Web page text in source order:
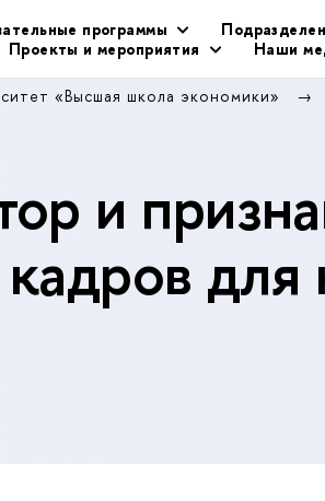
программы
Проекты и мероприятия Наши
«Высшая школа экономики»
и